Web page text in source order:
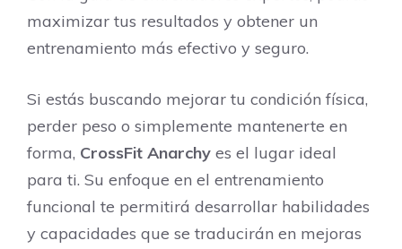
maximizar tus resultados y obtener un
entrenamiento más efectivo y seguro.
Si estás buscando mejorar tu condición física,
perder peso o simplemente mantenerte en
forma, CrossFit Anarchy es el lugar ideal
para ti. Su enfoque en el entrenamiento
funcional te permitirá desarrollar habilidades
y capacidades que se traducirán en mejoras